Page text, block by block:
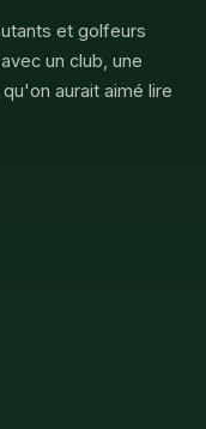
et golfeurs
un club, une
aurait aimé lire